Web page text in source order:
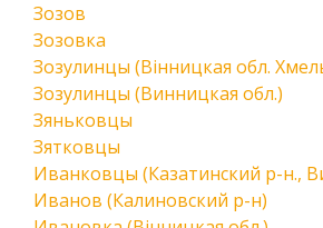
Зозов
Зозовка
Зозулинцы (Вінницкая обл.
Зозулинцы (Винницкая обл.)
Зяньковцы
Зятковцы
Иванковцы (Казатинский р-н.,
Иванов (Калиновский р-н)